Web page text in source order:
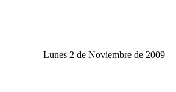
Lunes 2 de Noviembre de 2009